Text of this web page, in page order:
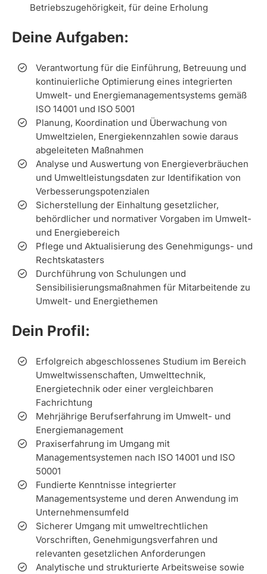
Betriebszugehörigkeit, für deine Erholung
Deine Aufgaben:
Verantwortung für die Einführung, Betreuung und
kontinuierliche Optimierung eines integrierten
Umwelt- und Energiemanagementsystems gemäß
ISO 14001 und ISO 5001
Planung, Koordination und Überwachung von
Umweltzielen, Energiekennzahlen sowie daraus
abgeleiteten Maßnahmen
Analyse und Auswertung von Energieverbräuchen
und Umweltleistungsdaten zur Identifikation von
Verbesserungspotenzialen
Sicherstellung der Einhaltung gesetzlicher,
behördlicher und normativer Vorgaben im Umwelt-
und Energiebereich
Pflege und Aktualisierung des Genehmigungs- und
Rechtskatasters
Durchführung von Schulungen und
Sensibilisierungsmaßnahmen für Mitarbeitende zu
Umwelt- und Energiethemen
Dein Profil:
Erfolgreich abgeschlossenes Studium im Bereich
Umweltwissenschaften, Umwelttechnik,
Energietechnik oder einer vergleichbaren
Fachrichtung
Mehrjährige Berufserfahrung im Umwelt- und
Energiemanagement
Praxiserfahrung im Umgang mit
Managementsystemen nach ISO 14001 und ISO
50001
Fundierte Kenntnisse integrierter
Managementsysteme und deren Anwendung im
Unternehmensumfeld
Sicherer Umgang mit umweltrechtlichen
Vorschriften, Genehmigungsverfahren und
relevanten gesetzlichen Anforderungen
Analytische und strukturierte Arbeitsweise sowie